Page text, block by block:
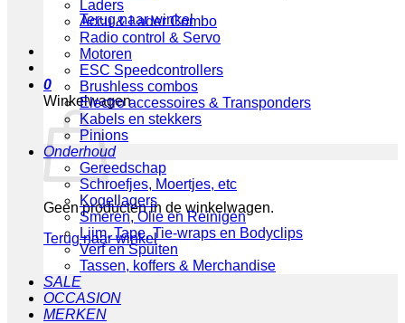
Terug naar winkel
0
Winkelwagen
Geen producten in de winkelwagen.
Terug naar winkel
Laders
Accu & Lader Combo
Radio control & Servo
Motoren
ESC Speedcontrollers
Brushless combos
Electro accessoires & Transponders
Kabels en stekkers
Pinions
Onderhoud
Gereedschap
Schroefjes, Moertjes, etc
Kogellagers
Smeren, Olie en Reinigen
Lijm, Tape, Tie-wraps en Bodyclips
Verf en Spuiten
Tassen, koffers & Merchandise
SALE
OCCASION
MERKEN